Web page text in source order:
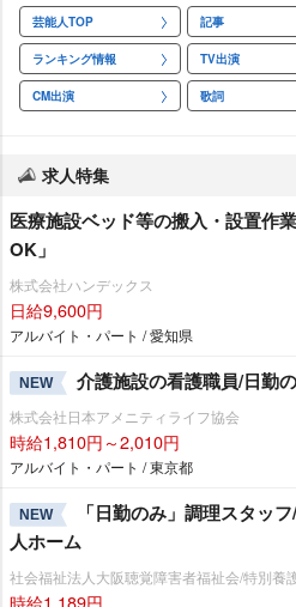
芸能人TOP 記事
ランキング情報 TV出演
CM出演 歌詞
求人特集
医療施設ベッド等の搬入・設置作
OK」
株式会社ハンデックス
日給9,600円
アルバイト・パート / 愛知県
NEW 介護施設の看護職員/日勤
株式会社日本アメニティライフ協会
時給1,810円～2,010円
アルバイト・パート / 東京都
NEW
「日勤のみ」調理スタッ
人ホーム
社会福祉法人大阪聴覚障害者福祉会/特別養
時給1,189円